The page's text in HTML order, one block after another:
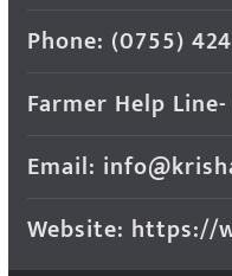
Phone: (0755)
Farmer Help
Email:
Website: https://